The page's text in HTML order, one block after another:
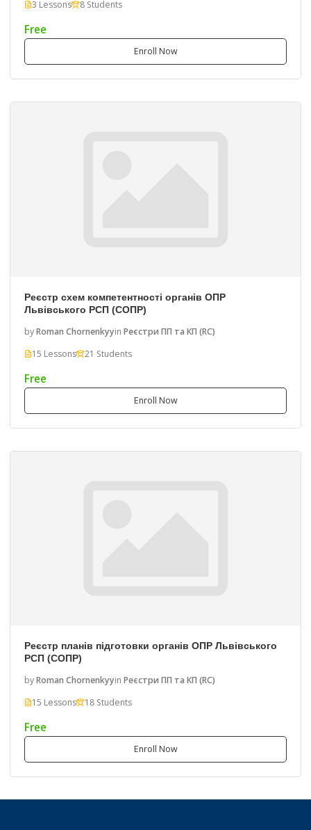
3 Lessons
8 Students
Free
Enroll Now
Реєстр схем компетентності органів ОПР
Львівського РСП (СОПР)
byRoman Chornenkyyin Реєстри ПП та КП (RC)
15 Lessons
21 Students
Free
Enroll Now
Реєстр планів підготовки органів ОПР Львівського
РСП (СОПР)
byRoman Chornenkyyin Реєстри ПП та КП (RC)
15 Lessons
18 Students
Free
Enroll Now